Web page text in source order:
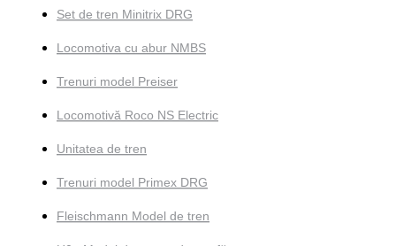
Set de tren Minitrix DRG
Locomotiva cu abur NMBS
Trenuri model Preiser
Locomotivă Roco NS Electric
Unitatea de tren
Trenuri model Primex DRG
Fleischmann Model de tren